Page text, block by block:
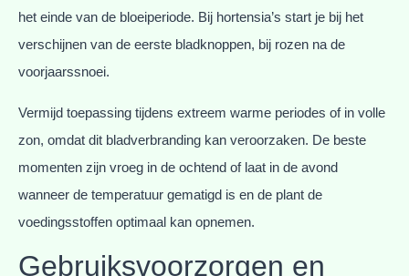
het einde van de bloeiperiode. Bij hortensia’s start je bij het
verschijnen van de eerste bladknoppen, bij rozen na de
voorjaarssnoei.
Vermijd toepassing tijdens extreem warme periodes of in volle
zon, omdat dit bladverbranding kan veroorzaken. De beste
momenten zijn vroeg in de ochtend of laat in de avond
wanneer de temperatuur gematigd is en de plant de
voedingsstoffen optimaal kan opnemen.
Gebruiksvoorzorgen en